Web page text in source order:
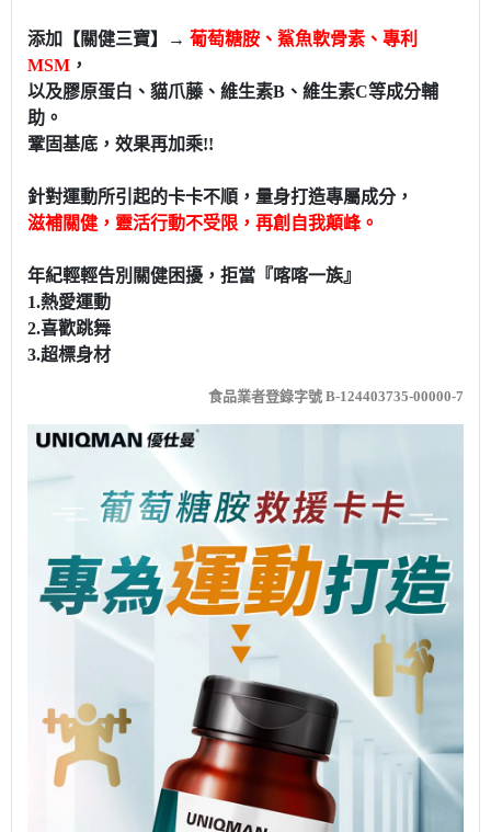
添加【關健三寶】→ 葡萄糖胺、鯊魚軟骨素、專利
MSM ，
以及膠原蛋白、貓爪藤、維生素B、維生素C等成分輔
助。
鞏固基底，效果再加乘!!
針對運動所引起的卡卡不順，量身打造專屬成分，
滋補關健，靈活行動不受限，再創自我顛峰。
年紀輕輕告別關健困擾，拒當『喀喀一族』
1.熱愛運動
2.喜歡跳舞
3.超標身材
食品業者登錄字號 B-124403735-00000-7